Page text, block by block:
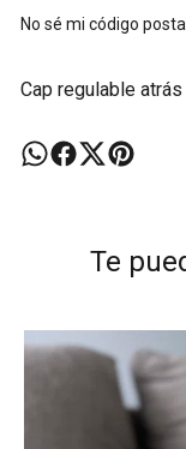
No sé mi código postal
Cap regulable atrás
Te